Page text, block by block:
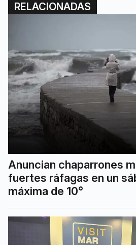
RELACIONADAS
Anuncian chaparrones
fuertes ráfagas en un
máxima de 10°